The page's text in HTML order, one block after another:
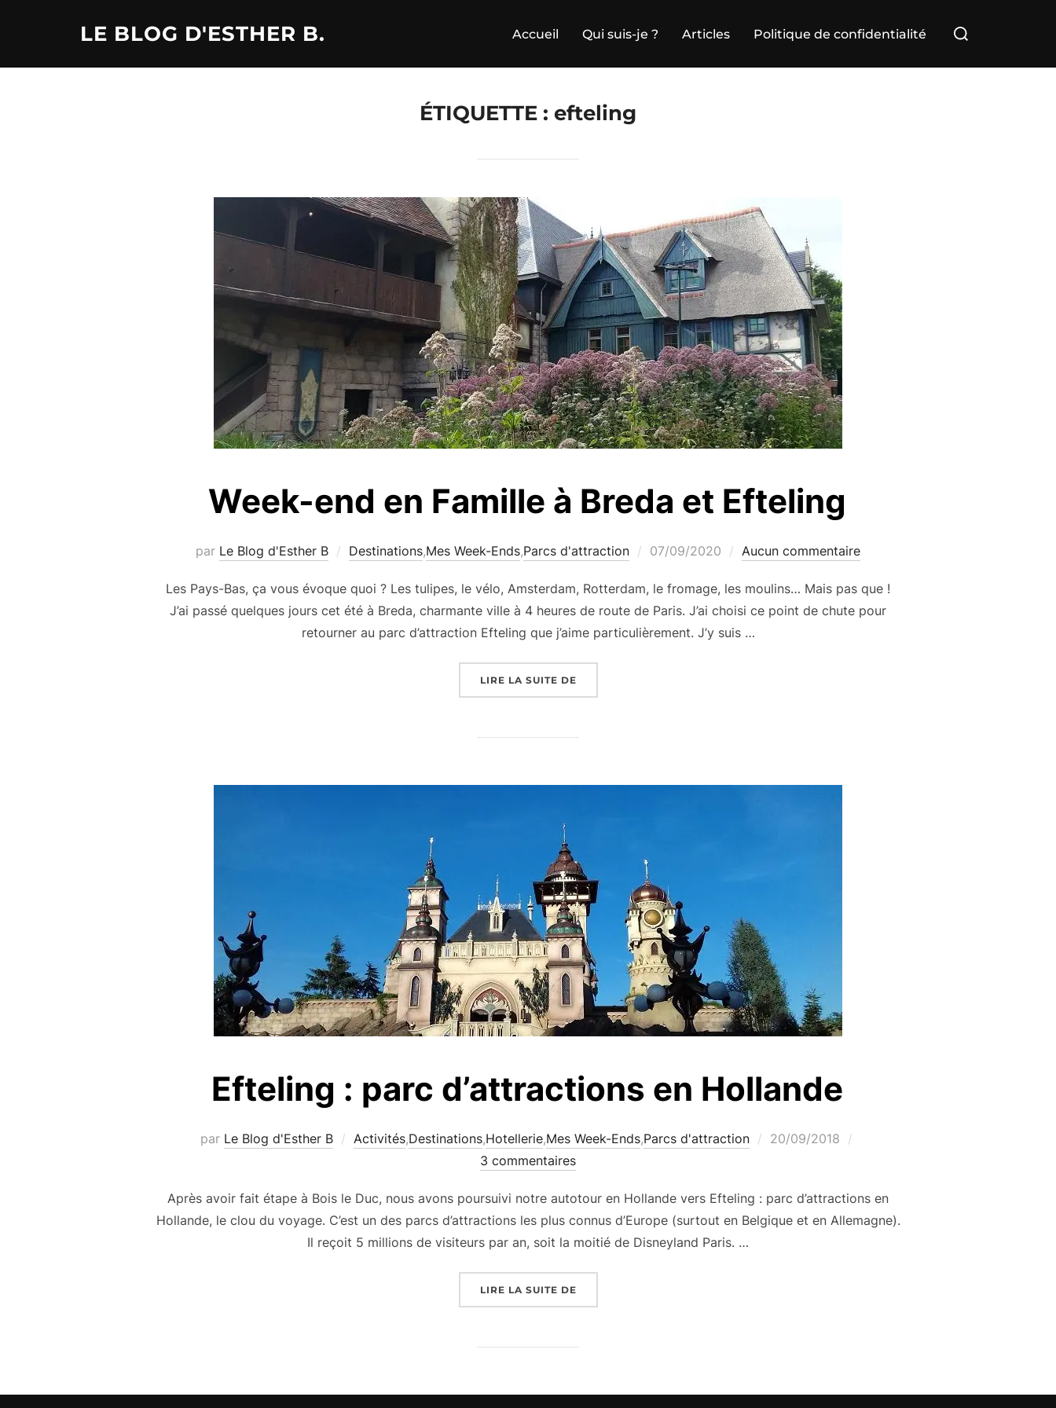
LE BLOG D'ESTHER B. Accueil Qui suis-je ? Articles Politique de confidentialité
Rechercher :
ÉTIQUETTE : efteling
Week-end en Famille à Breda et Efteling
par Le Blog d'Esther B Destinations,Mes Week-Ends,Parcs d'attraction
Publié
07/09/2020 Aucun commentaire
Les Pays-Bas, ça vous évoque quoi ? Les tulipes, le vélo, Amsterdam, Rotterdam, le fromage, les moulins… Mais pas que !
J’ai passé quelques jours cet été à Breda, charmante ville à 4 heures de route de Paris. J’ai choisi ce point de chute pour
retourner au parc d’attraction Efteling que j’aime particulièrement. J’y suis …
LIRE LA SUITE DE« WEEK-END EN FAMILLE À BREDA ET EFTELING »
Efteling : parc d’attractions en Hollande
par Le Blog d'Esther B Activités,Destinations,Hotellerie,Mes Week-Ends,Parcs d'attraction
Publié
20/09/2018
3 commentaires
Après avoir fait étape à Bois le Duc, nous avons poursuivi notre autotour en Hollande vers Efteling : parc d’attractions en
Hollande, le clou du voyage. C’est un des parcs d’attractions les plus connus d’Europe (surtout en Belgique et en Allemagne).
Il reçoit 5 millions de visiteurs par an, soit la moitié de Disneyland Paris. …
LIRE LA SUITE DE« EFTELING : PARC D’ATTRACTIONS EN HOLLANDE »